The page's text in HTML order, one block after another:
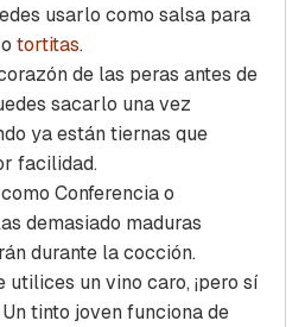
usarlo como salsa para
o tortitas.
de las peras antes de
sacarlo una vez
ya están tiernas que
facilidad.
Conferencia o
demasiado maduras
durante la cocción.
un vino caro, ¡pero sí
tinto joven funciona de